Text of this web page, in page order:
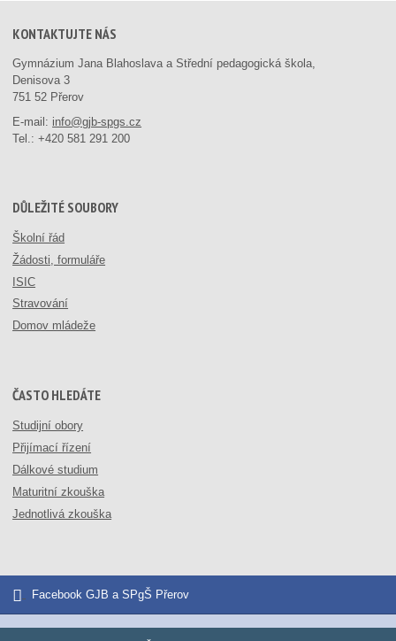
KONTAKTUJTE NÁS
Gymnázium Jana Blahoslava a Střední pedagogická škola,
Denisova 3
751 52 Přerov
E-mail: info@gjb-spgs.cz
Tel.:+420 581 291 200
DŮLEŽITÉ SOUBORY
Školní řád
Žádosti, formuláře
ISIC
Stravování
Domov mládeže
ČASTO HLEDÁTE
Studijní obory
Přijímací řízení
Dálkové studium
Maturitní zkouška
Jednotlivá zkouška
Facebook GJB a SPgŠ Přerov